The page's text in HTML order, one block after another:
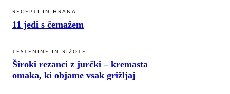
RECEPTI IN HRANA
11 jedi s čemažem
TESTENINE IN RIŽOTE
Široki rezanci z jurčki – kremasta
omaka, ki objame vsak grižljaj